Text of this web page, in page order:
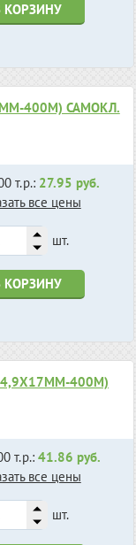
КОРЗИНУ
400М) САМОКЛ.
т.р.: 27.95 руб.
все цены
шт.
КОРЗИНУ
400М)
т.р.:41.86 руб.
все цены
шт.